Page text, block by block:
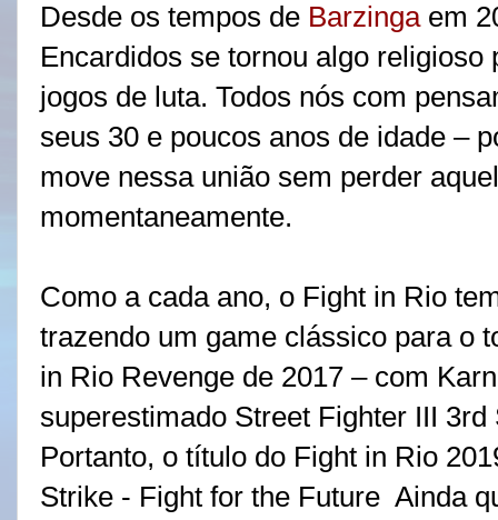
Desde os tempos de Barzingaem
Encardidos se tornou algo
jogos de luta. Todos nós com
seus 30 e poucos anos de idade –
move nessa união sem perder
momentaneamente.
Como a cada ano, o Fight in Rio
trazendo um game clássico para o
in Rio Revenge de 2017 – com
superestimado Street Fighter III
Portanto, o título do Fight in Rio
Strike - Fight for the Future Ainda